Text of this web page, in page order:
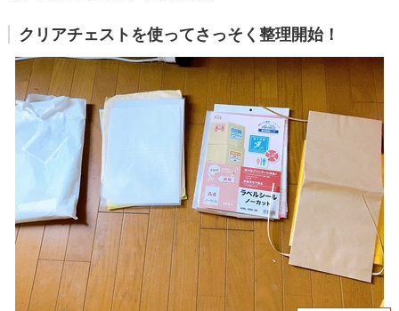
クリアチェストを使ってさっそく整理開始！